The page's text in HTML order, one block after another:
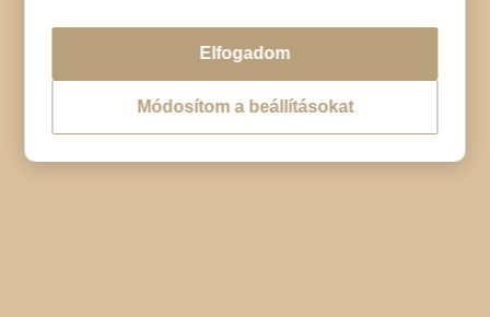
Elfogadom
Módosítom a beállításokat